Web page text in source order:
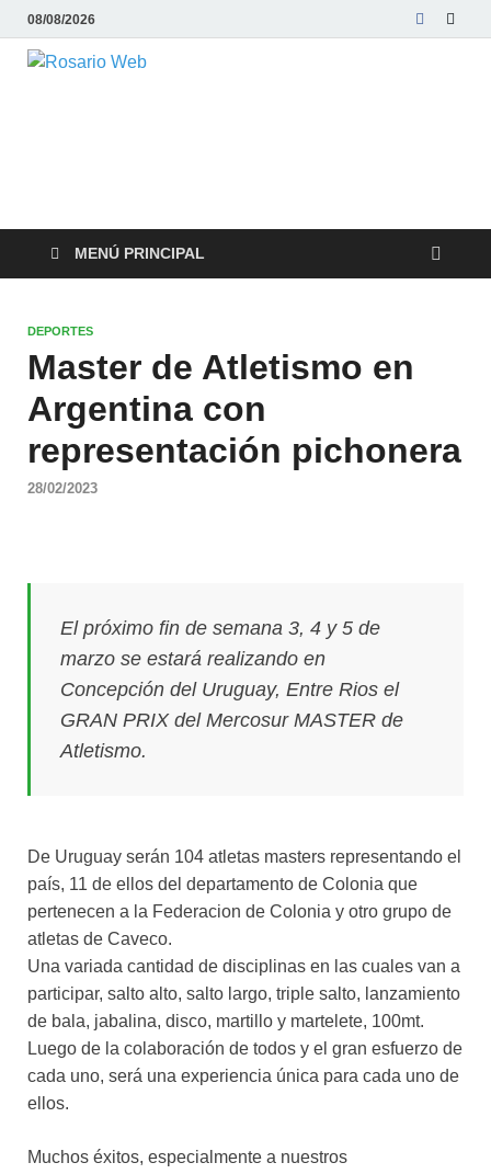
08/08/2026
MENÚ PRINCIPAL
DEPORTES
Master de Atletismo en
Argentina con
representación pichonera
28/02/2023
El próximo fin de semana 3, 4 y 5 de
marzo se estará realizando en
Concepción del Uruguay, Entre Rios el
GRAN PRIX del Mercosur MASTER de
Atletismo.
De Uruguay serán 104 atletas masters representando el
país, 11 de ellos del departamento de Colonia que
pertenecen a la Federacion de Colonia y otro grupo de
atletas de Caveco.
Una variada cantidad de disciplinas en las cuales van a
participar, salto alto, salto largo, triple salto, lanzamiento
de bala, jabalina, disco, martillo y martelete, 100mt.
Luego de la colaboración de todos y el gran esfuerzo de
cada uno, será una experiencia única para cada uno de
ellos.
Muchos éxitos, especialmente a nuestros